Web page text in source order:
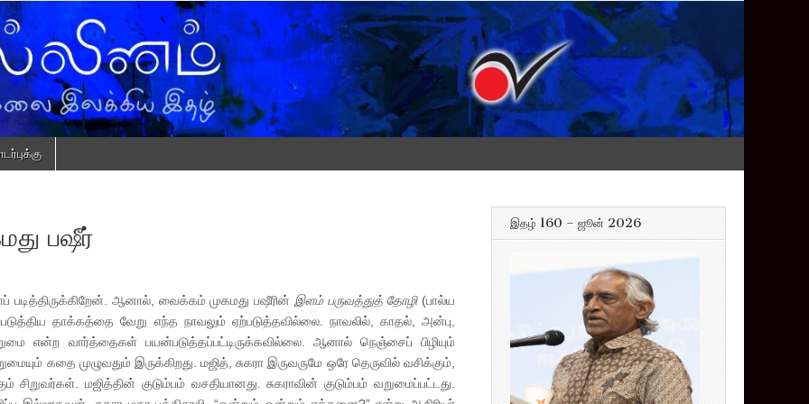
பஷீர்
ஆனால், வைக்கம் முகமது பஷீரின் இளம் பருவத்துத் தோழி(பால்ய
தாக்கத்தை வேறு எந்த நாவலும் ஏற்படுத்தவில்லை. நாவலில், காதல், அன்பு,
என்ற வார்த்தைகள் பயன்படுத்தப்பட்டிருக்கவில்லை. ஆனால் நெஞ்சைப் பிழியும்
கதை முழுவதும் இருக்கிறது. மஜித், சுகரா இருவருமே ஒரே தெருவில் வசிக்கும்,
சிறுவர்கள். மஜித்தின் குடும்பம் வசதியானது. சுகராவின் குடும்பம் வறுமைப்பட்டது.
இதழ் 160 – ஜூன் 2026